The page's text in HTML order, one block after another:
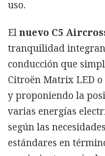
uso.
Elnuevo C5
tranquilidad
conducción que
Citroën Matrix LED o
y proponiendo la
varias energías
según las
estándares en